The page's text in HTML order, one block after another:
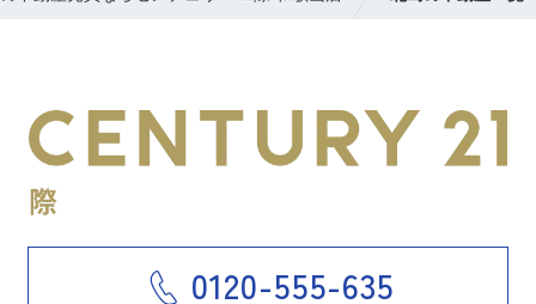
0120-555-635